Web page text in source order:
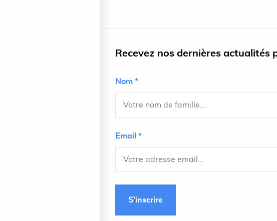
Recevez nos dernières actualités
Nom *
Email *
S'inscrire